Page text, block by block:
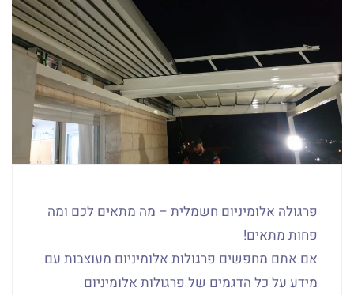
פרגולה אלומיניום חשמלית – מה מתאים לכם ומה
פחות מתאים!
אם אתם מחפשים פרגולות אלומיניום מעוצבות עם
מידע על כל הדגמים של פרגולות אלומיניום